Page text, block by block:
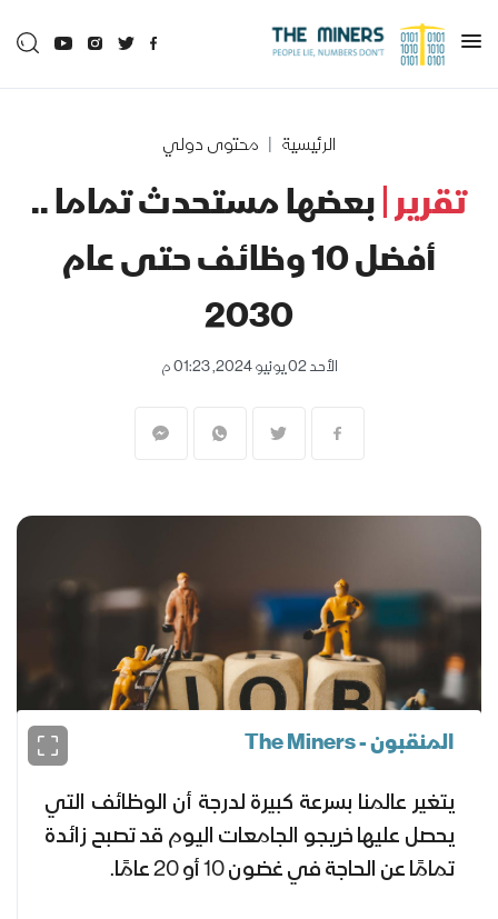
الرئيسية محتوى دولي
تقرير |بعضها مستحدث تماما ..
أفضل 10 وظائف حتى عام
2030
الأحد 02 يونيو 2024, 01:23 م
المنقبون - The Miners
يتغير عالمنا بسرعة كبيرة لدرجة أن الوظائف التي
يحصل عليها خريجو الجامعات اليوم قد تصبح زائدة
تمامًا عن الحاجة في غضون 10 أو 20 عامًا.